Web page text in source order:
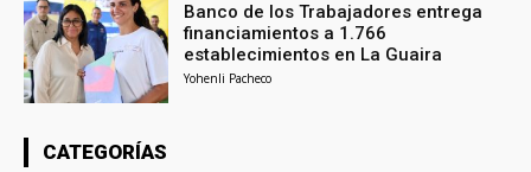
Banco de los Trabajadores entrega
financiamientos a 1.766
establecimientos en La Guaira
Yohenli Pacheco
CATEGORÍAS